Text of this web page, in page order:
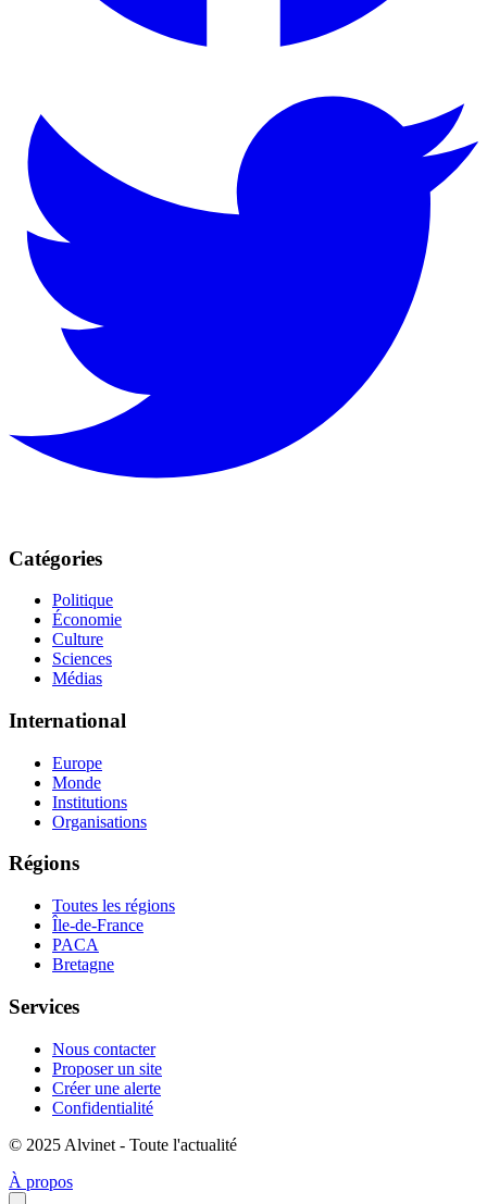
Catégories
Politique
Économie
Culture
Sciences
Médias
International
Europe
Monde
Institutions
Organisations
Régions
Toutes les régions
Île-de-France
PACA
Bretagne
Services
Nous contacter
Proposer un site
Créer une alerte
Confidentialité
© 2025 Alvinet - Toute l'actualité
À propos